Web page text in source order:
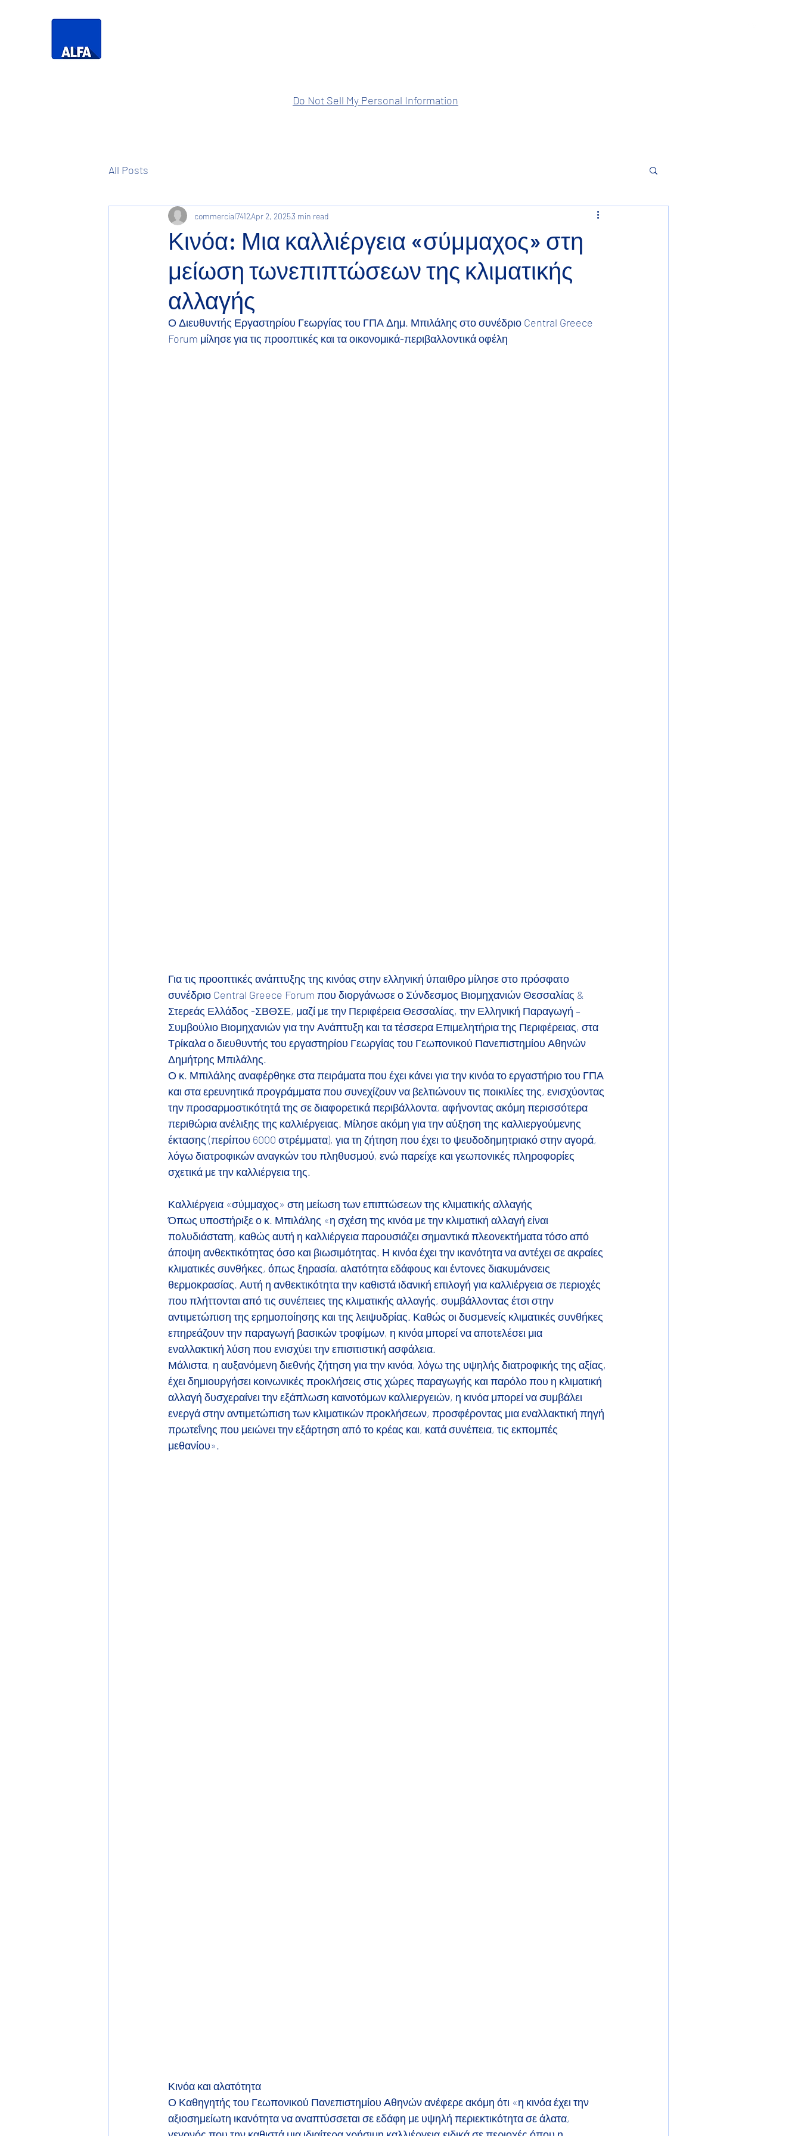
Do Not Sell My Personal Information
All Posts
Κινόα: Μια καλλιέργεια «σύμμαχος» στη
μείωση τωνεπιπτώσεων της κλιματικής
αλλαγής
commercial7412Apr 2, 20253 min read
Ο Διευθυντής Εργαστηρίου Γεωργίας του ΓΠΑ Δημ. Μπιλάλης στο συνέδριο Central Greece
Forum μίλησε για τις προοπτικές και τα οικονομικά-περιβαλλοντικά οφέλη
Για τις προοπτικές ανάπτυξης της κινόας στην ελληνική ύπαιθρο μίλησε στο πρόσφατο
συνέδριο Central Greece Forum που διοργάνωσε ο Σύνδεσμος Βιομηχανιών Θεσσαλίας &
Στερεάς Ελλάδος -ΣΒΘΣΕ, μαζί με την Περιφέρεια Θεσσαλίας, την Ελληνική Παραγωγή –
Συμβούλιο Βιομηχανιών για την Ανάπτυξη και τα τέσσερα Επιμελητήρια της Περιφέρειας, στα
Τρίκαλα ο διευθυντής του εργαστηρίου Γεωργίας του Γεωπονικού Πανεπιστημίου Αθηνών
Δημήτρης Μπιλάλης.
Ο κ. Μπιλάλης αναφέρθηκε στα πειράματα που έχει κάνει για την κινόα το εργαστήριο του ΓΠΑ
και στα ερευνητικά προγράμματα που συνεχίζουν να βελτιώνουν τις ποικιλίες της, ενισχύοντας
την προσαρμοστικότητά της σε διαφορετικά περιβάλλοντα, αφήνοντας ακόμη περισσότερα
περιθώρια ανέλιξης της καλλιέργειας. Μίλησε ακόμη για την αύξηση της καλλιεργούμενης
έκτασης (περίπου 6000 στρέμματα), για τη ζήτηση που έχει το ψευδοδημητριακό στην αγορά,
λόγω διατροφικών αναγκών του πληθυσμού, ενώ παρείχε και γεωπονικές πληροφορίες
σχετικά με την καλλιέργεια της.
Καλλιέργεια «σύμμαχος» στη μείωση των επιπτώσεων της κλιματικής αλλαγής
Όπως υποστήριξε ο κ. Μπιλάλης «η σχέση της κινόα με την κλιματική αλλαγή είναι
πολυδιάστατη, καθώς αυτή η καλλιέργεια παρουσιάζει σημαντικά πλεονεκτήματα τόσο από
άποψη ανθεκτικότητας όσο και βιωσιμότητας. Η κινόα έχει την ικανότητα να αντέχει σε ακραίες
κλιματικές συνθήκες, όπως ξηρασία, αλατότητα εδάφους και έντονες διακυμάνσεις
θερμοκρασίας. Αυτή η ανθεκτικότητα την καθιστά ιδανική επιλογή για καλλιέργεια σε περιοχές
που πλήττονται από τις συνέπειες της κλιματικής αλλαγής, συμβάλλοντας έτσι στην
αντιμετώπιση της ερημοποίησης και της λειψυδρίας. Καθώς οι δυσμενείς κλιματικές συνθήκες
επηρεάζουν την παραγωγή βασικών τροφίμων, η κινόα μπορεί να αποτελέσει μια
εναλλακτική λύση που ενισχύει την επισιτιστική ασφάλεια.
Μάλιστα, η αυξανόμενη διεθνής ζήτηση για την κινόα, λόγω της υψηλής διατροφικής της αξίας,
έχει δημιουργήσει κοινωνικές προκλήσεις στις χώρες παραγωγής και παρόλο που η κλιματική
αλλαγή δυσχεραίνει την εξάπλωση καινοτόμων καλλιεργειών, η κινόα μπορεί να συμβάλει
ενεργά στην αντιμετώπιση των κλιματικών προκλήσεων, προσφέροντας μια εναλλακτική πηγή
πρωτεΐνης που μειώνει την εξάρτηση από το κρέας και, κατά συνέπεια, τις εκπομπές
μεθανίου».
Κινόα και αλατότητα
Ο Καθηγητής του Γεωπονικού Πανεπιστημίου Αθηνών ανέφερε ακόμη ότι «η κινόα έχει την
αξιοσημείωτη ικανότητα να αναπτύσσεται σε εδάφη με υψηλή περιεκτικότητα σε άλατα,